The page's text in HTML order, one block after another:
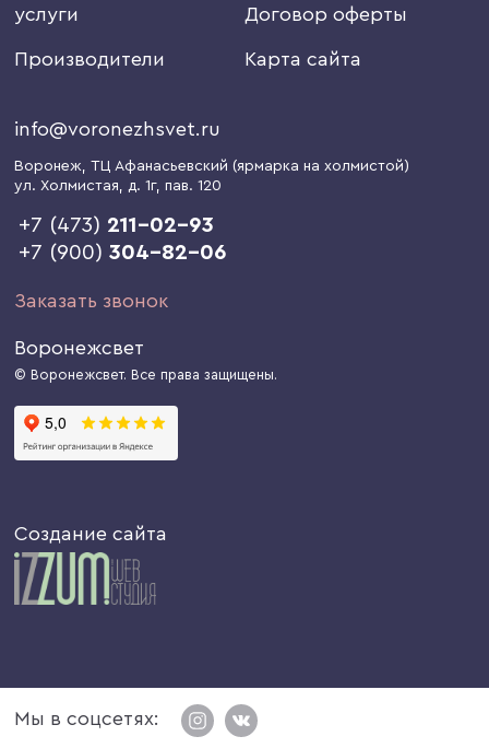
услуги
Производители
Договор оферты
Карта сайта
info@voronezhsvet.ru
Воронеж, ТЦ Афанасьевский (ярмарка на холмистой)
ул. Холмистая, д. 1г, пав. 120
+7 (473) 211-02-93
+7 (900)304-82-06
Заказать звонок
Воронежсвет
© Воронежсвет. Все права защищены.
Создание сайта
Мы в соцсетях: